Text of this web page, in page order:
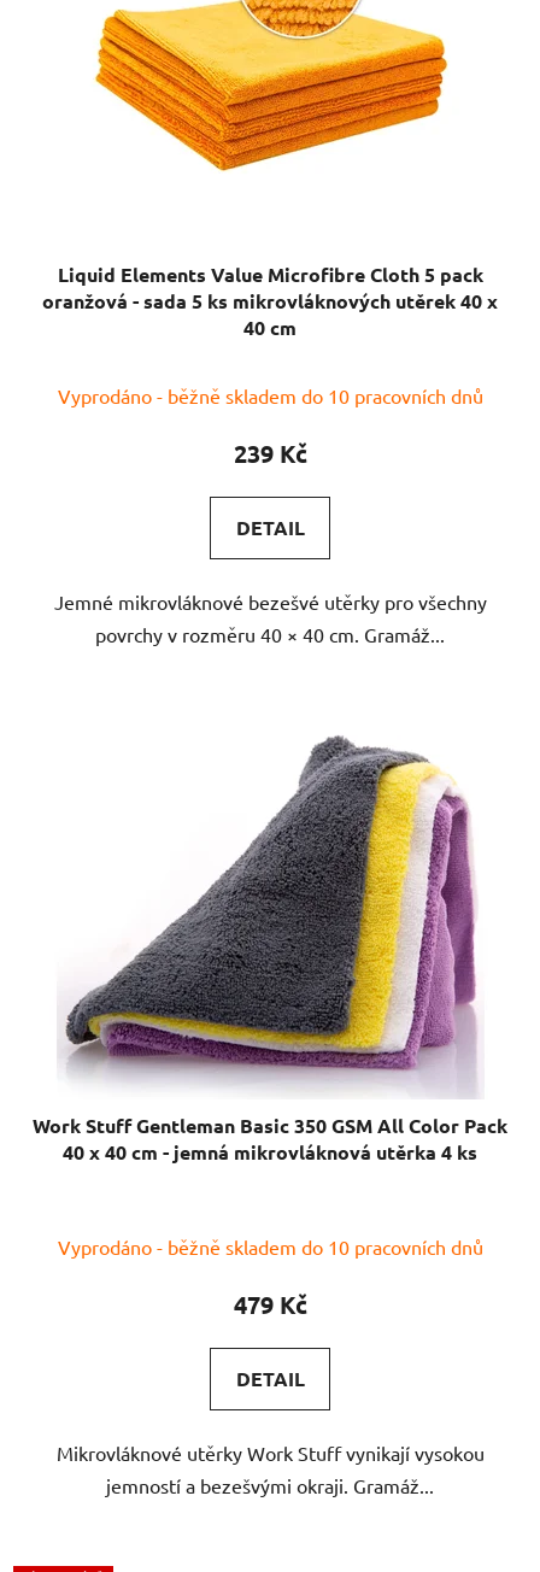
Liquid Elements Value Microfibre Cloth 5 pack
oranžová - sada 5 ks mikrovláknových utěrek 40 x
40 cm
hodnocení
produktu
5,0
z
hvězdiček.
Vyprodáno - běžně skladem do 10 pracovních dnů
239 Kč
DETAIL
Jemné mikrovláknové bezešvé utěrky pro všechny
povrchy v rozměru 40 × 40 cm. Gramáž...
Work Stuff Gentleman Basic 350 GSM All Color Pack
40 x 40 cm - jemná mikrovláknová utěrka 4 ks
Vyprodáno - běžně skladem do 10 pracovních dnů
479 Kč
DETAIL
Mikrovláknové utěrky Work Stuff vynikají vysokou
jemností a bezešvými okraji. Gramáž...